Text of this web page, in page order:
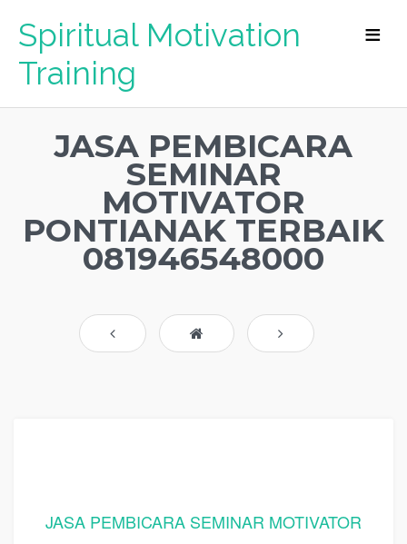
Spiritual Motivation
Training
JASA PEMBICARA
SEMINAR
MOTIVATOR
PONTIANAK TERBAIK
081946548000
JASA PEMBICARA SEMINAR MOTIVATOR